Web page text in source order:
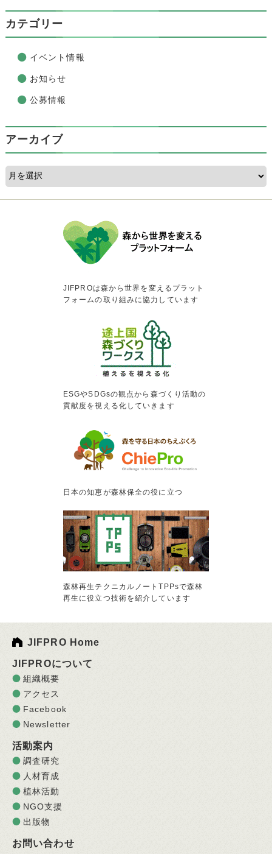
カテゴリー
イベント情報
お知らせ
公募情報
アーカイブ
JIFPROは森から世界を変えるプラット
フォームの取り組みに協力しています
ESGやSDGsの観点から森づくり活動の
貢献度を視える化していきます
日本の知恵が森林保全の役に立つ
森林再生テクニカルノートTPPsで森林
再生に役立つ技術を紹介しています
JIFPRO Home
JIFPROについて
組織概要
アクセス
Facebook
Newsletter
活動案内
調査研究
人材育成
植林活動
NGO支援
出版物
お問い合わせ